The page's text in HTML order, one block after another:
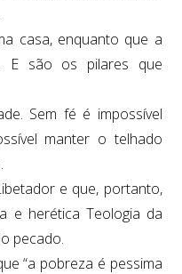
casa, enquanto que a
E são os pilares que
Sem fé é impossível
manter o telhado
e que, portanto,
e herética Teologia da
pecado.
“a pobreza é pessima